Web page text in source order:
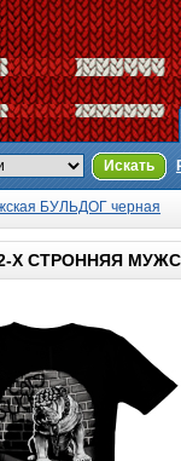
Искать
БУЛЬДОГ черная
Х СТРОННЯЯ